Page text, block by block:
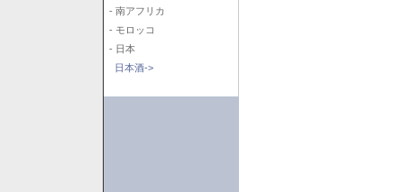
- 南アフリカ
- モロッコ
- 日本
日本酒->